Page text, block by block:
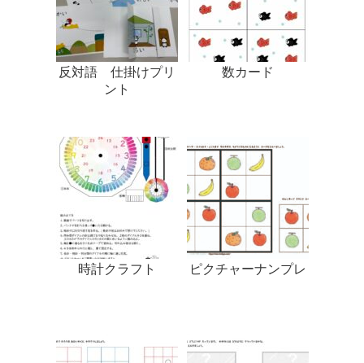
反対語 仕掛けプリ
ント
数カード
時計クラフト ピクチャーナンプレ